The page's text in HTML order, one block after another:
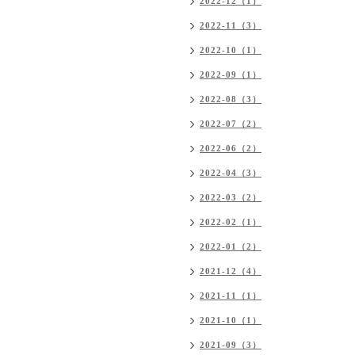
2022-11（3）
2022-10（1）
2022-09（1）
2022-08（3）
2022-07（2）
2022-06（2）
2022-04（3）
2022-03（2）
2022-02（1）
2022-01（2）
2021-12（4）
2021-11（1）
2021-10（1）
2021-09（3）